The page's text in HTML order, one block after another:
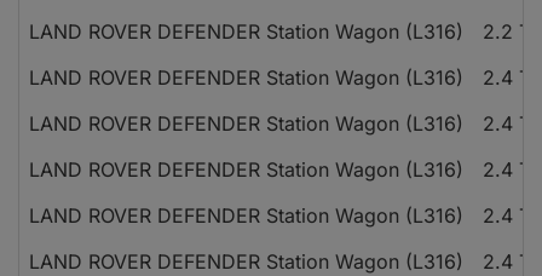
LAND ROVER DEFENDER Station Wagon (L316)
2.2
LAND ROVER DEFENDER Station Wagon (L316)
2.4
LAND ROVER DEFENDER Station Wagon (L316)
2.4
LAND ROVER DEFENDER Station Wagon (L316)
2.4
LAND ROVER DEFENDER Station Wagon (L316)
2.4
LAND ROVER DEFENDER Station Wagon (L316)
2.4